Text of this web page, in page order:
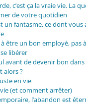
c’est ça la vraie vie. La
de votre quotidien
un fantasme, ce dont vous
à être un bon employé, pas
se libérer
avant de devenir bon
alors ?
en vie
vie (et comment arrêter)
l’abandon est